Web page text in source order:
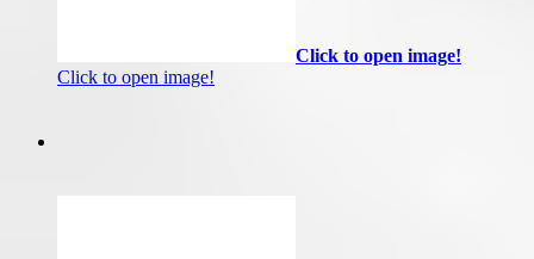
Click to open image!
Click to open image!